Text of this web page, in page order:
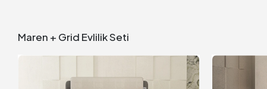
Maren + Grid Evlilik Seti